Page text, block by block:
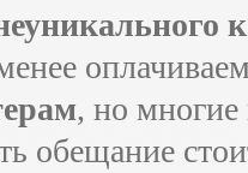
, но многие
обещание